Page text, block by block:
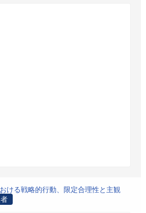
ける戦略的行動、限定合理性と主観